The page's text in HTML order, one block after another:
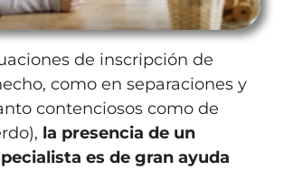
de inscripción de
como en separaciones y
contenciosos como de
la presencia de un
es de gran ayuda